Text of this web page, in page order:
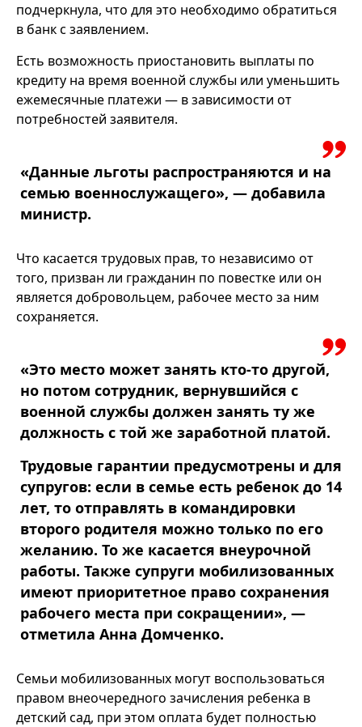
подчеркнула, что для это необходимо обратиться
в банк с заявлением.
Есть возможность приостановить выплаты по
кредиту на время военной службы или уменьшить
ежемесячные платежи — в зависимости от
потребностей заявителя.
«Данные льготы распространяются и на
семью военнослужащего», — добавила
министр.
Что касается трудовых прав, то независимо от
того, призван ли гражданин по повестке или он
является добровольцем, рабочее место за ним
сохраняется.
«Это место может занять кто-то другой,
но потом сотрудник, вернувшийся с
военной службы должен занять ту же
должность с той же заработной платой.
Трудовые гарантии предусмотрены и для
супругов: если в семье есть ребенок до 14
лет, то отправлять в командировки
второго родителя можно только по его
желанию. То же касается внеурочной
работы. Также супруги мобилизованных
имеют приоритетное право сохранения
рабочего места при сокращении», —
отметила Анна Домченко.
Семьи мобилизованных могут воспользоваться
правом внеочередного зачисления ребенка в
детский сад, при этом оплата будет полностью